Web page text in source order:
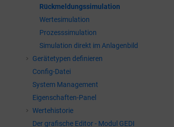
Rückmeldungssimulation
Wertesimulation
Prozesssimulation
Simulation direkt im Anlagenbild
Gerätetypen definieren
Config-Datei
System Management
Eigenschaften-Panel
Wertehistorie
Der grafische Editor - Modul GEDI